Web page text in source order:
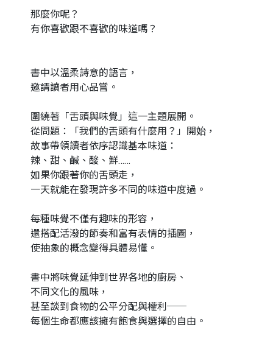
那麼你呢？
有你喜歡跟不喜歡的味道嗎？
書中以溫柔詩意的語言，
邀請讀者用心品嘗。
圍繞著「舌頭與味覺」這一主題展開。
從問題：「我們的舌頭有什麼用？」開始，
故事帶領讀者依序認識基本味道：
辣、甜、鹹、酸、鮮……
如果你跟著你的舌頭走，
一天就能在發現許多不同的味道中度過。
每種味覺不僅有趣味的形容，
還搭配活潑的節奏和富有表情的插圖，
使抽象的概念變得具體易懂。
書中將味覺延伸到世界各地的廚房、
不同文化的風味，
甚至談到食物的公平分配與權利──
每個生命都應該擁有飽食與選擇的自由。